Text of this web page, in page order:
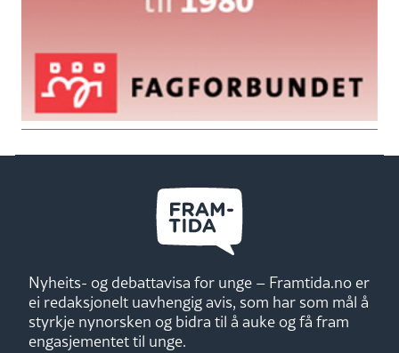
Nyheits- og debattavisa for unge – Framtida.no er
ei redaksjonelt uavhengig avis, som har som mål å
styrkje nynorsken og bidra til å auke og få fram
engasjementet til unge.